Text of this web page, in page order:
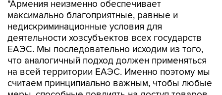
недискриминационные условия для
деятельности хозсубъектов всех государств
ЕАЭС. Мы последовательно исходим из того,
что аналогичный подход должен применяться
на всей территории ЕАЭС. Именно поэтому мы
считаем принципиально важным, чтобы любые
меры, способные повлиять на доступ товаров
и услуг государств-членов на общий рынок,